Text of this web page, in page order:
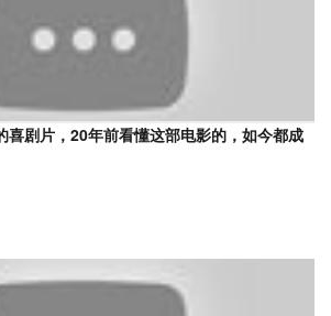
喜剧片，20年前看懂这部电影的，如今都成